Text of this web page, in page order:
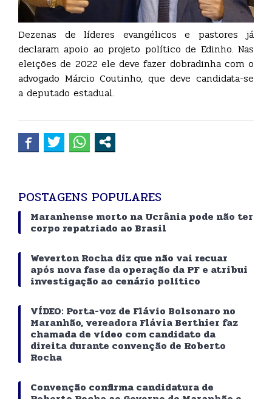
Dezenas de líderes evangélicos e pastores já
declaram apoio ao projeto político de Edinho. Nas
eleições de 2022 ele deve fazer dobradinha com o
advogado Márcio Coutinho, que deve candidata-se
a deputado estadual.
POSTAGENS POPULARES
Maranhense morto na Ucrânia pode não ter
corpo repatriado ao Brasil
Weverton Rocha diz que não vai recuar
após nova fase da operação da PF e atribui
investigação ao cenário político
VÍDEO: Porta-voz de Flávio Bolsonaro no
Maranhão, vereadora Flávia Berthier faz
chamada de vídeo com candidato da
direita durante convenção de Roberto
Rocha
Convenção confirma candidatura de